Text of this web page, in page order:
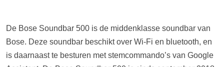
De Bose Soundbar 500 is de middenklasse soundbar van
Bose. Deze soundbar beschikt over Wi-Fi en bluetooth, en
is daarnaast te besturen met stemcommando’s van Google